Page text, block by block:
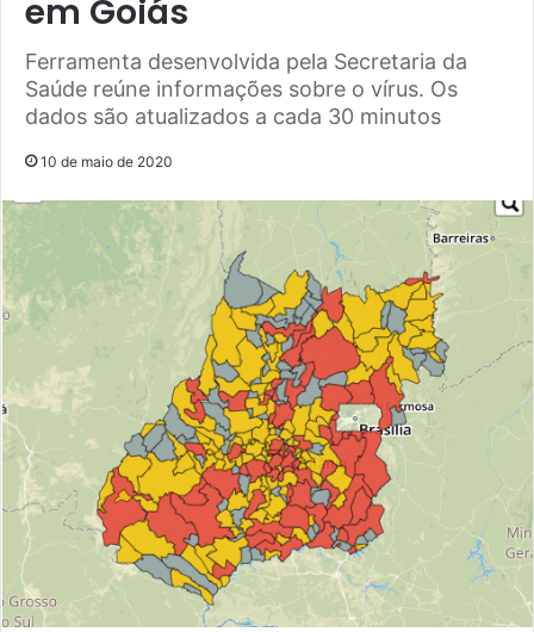
em Goiás
Ferramenta desenvolvida pela Secretaria da
Saúde reúne informações sobre o vírus. Os
dados são atualizados a cada 30 minutos
10 de maio de 2020